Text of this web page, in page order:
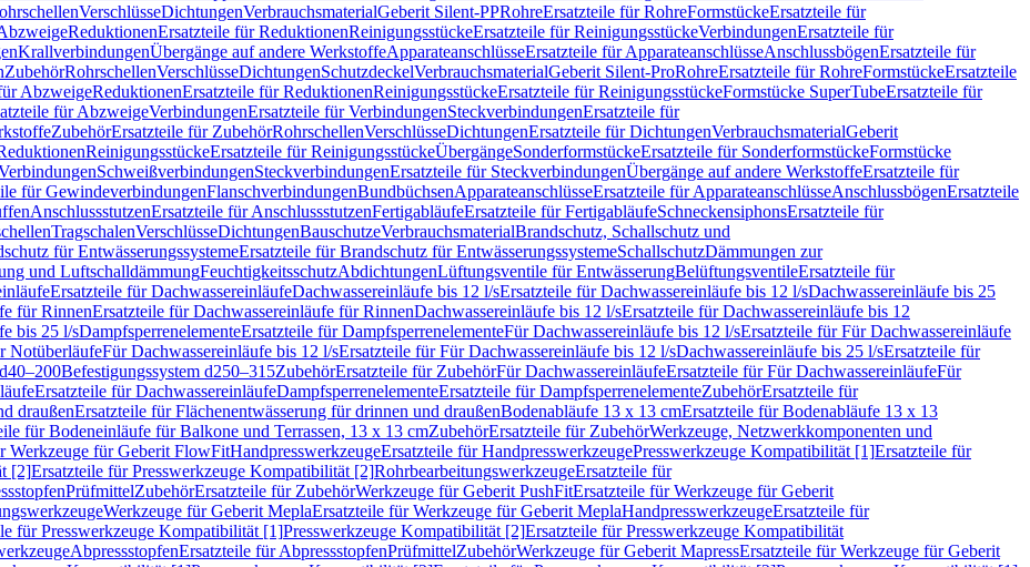
VerschlüsseDichtungenVerbrauchsmaterialGeberit Silent-PPRohreErsatzteile für RohreFormstückeErsatzteile für
ReduktionenErsatzteile für ReduktionenReinigungsstückeErsatzteile für ReinigungsstückeVerbindungenErsatzteile für
KrallverbindungenÜbergänge auf andere WerkstoffeApparateanschlüsseErsatzteile für ApparateanschlüsseAnschlussbögenErsatzteile für
ZubehörRohrschellenVerschlüsseDichtungenSchutzdeckelVerbrauchsmaterialGeberit Silent-ProRohreErsatzteile für RohreFormstückeErsatzteile
AbzweigeReduktionenErsatzteile für ReduktionenReinigungsstückeErsatzteile für ReinigungsstückeFormstücke SuperTubeErsatzteile für
für AbzweigeVerbindungenErsatzteile für VerbindungenSteckverbindungenErsatzteile für
ZubehörErsatzteile für ZubehörRohrschellenVerschlüsseDichtungenErsatzteile für DichtungenVerbrauchsmaterialGeberit
ReinigungsstückeErsatzteile für ReinigungsstückeÜbergängeSonderformstückeErsatzteile für SonderformstückeFormstücke
SchweißverbindungenSteckverbindungenErsatzteile für SteckverbindungenÜbergänge auf andere WerkstoffeErsatzteile für
für GewindeverbindungenFlanschverbindungenBundbüchsenApparateanschlüsseErsatzteile für ApparateanschlüsseAnschlussbögenErsatzteile
AnschlussstutzenErsatzteile für AnschlussstutzenFertigabläufeErsatzteile für FertigabläufeSchneckensiphonsErsatzteile für
TragschalenVerschlüsseDichtungenBauschutzeVerbrauchsmaterialBrandschutz, Schallschutz und
für EntwässerungssystemeErsatzteile für Brandschutz für EntwässerungssystemeSchallschutzDämmungen zur
und LuftschalldämmungFeuchtigkeitsschutzAbdichtungenLüftungsventile für EntwässerungBelüftungsventileErsatzteile für
Ersatzteile für DachwassereinläufeDachwassereinläufe bis 12 l/sErsatzteile für Dachwassereinläufe bis 12 l/sDachwassereinläufe bis 25
für RinnenErsatzteile für Dachwassereinläufe für RinnenDachwassereinläufe bis 12 l/sErsatzteile für Dachwassereinläufe bis 12
bis 25 l/sDampfsperrenelementeErsatzteile für DampfsperrenelementeFür Dachwassereinläufe bis 12 l/sErsatzteile für Für Dachwassereinläufe
NotüberläufeFür Dachwassereinläufe bis 12 l/sErsatzteile für Für Dachwassereinläufe bis 12 l/sDachwassereinläufe bis 25 l/sErsatzteile für
Befestigungssystem d250–315ZubehörErsatzteile für ZubehörFür DachwassereinläufeErsatzteile für Für DachwassereinläufeFür
Ersatzteile für DachwassereinläufeDampfsperrenelementeErsatzteile für DampfsperrenelementeZubehörErsatzteile für
draußenErsatzteile für Flächenentwässerung für drinnen und draußenBodenabläufe 13 x 13 cmErsatzteile für Bodenabläufe 13 x 13
für Bodeneinläufe für Balkone und Terrassen, 13 x 13 cmZubehörErsatzteile für ZubehörWerkzeuge, Netzwerkkomponenten und
Werkzeuge für Geberit FlowFitHandpresswerkzeugeErsatzteile für HandpresswerkzeugePresswerkzeuge Kompatibilität [1]Ersatzteile für
[2]Ersatzteile für Presswerkzeuge Kompatibilität [2]RohrbearbeitungswerkzeugeErsatzteile für
PrüfmittelZubehörErsatzteile für ZubehörWerkzeuge für Geberit PushFitErsatzteile für Werkzeuge für Geberit
Werkzeuge für Geberit MeplaErsatzteile für Werkzeuge für Geberit MeplaHandpresswerkzeugeErsatzteile für
für Presswerkzeuge Kompatibilität [1]Presswerkzeuge Kompatibilität [2]Ersatzteile für Presswerkzeuge Kompatibilität
AbpressstopfenErsatzteile für AbpressstopfenPrüfmittelZubehörWerkzeuge für Geberit MapressErsatzteile für Werkzeuge für Geberit